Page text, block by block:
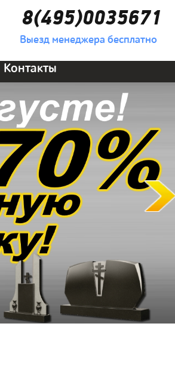
8(495)0035671
Выезд менеджера бесплатно
Контакты